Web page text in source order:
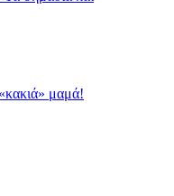
μαμά!